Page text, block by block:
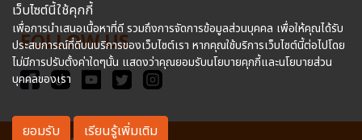
FOLLOW US
เว็บไซต์นี้ใช้คุกกี้
เพื่อการนำเสนอเนื้อหาที่ดี รวมถึงการจัดการข้อมูลส่วนบุคคล เพื่อให้คุณได้รับ
ประสบการณ์ที่ดีบนบริการของเว็บไซต์เรา หากคุณใช้บริการเว็บไซต์นี้ต่อไปโดย
ไม่มีการปรับตั้งค่าใดๆนั้น แสดงว่าคุณยอมรับนโยบายคุกกี้และนโยบายส่วน
บุคคลของเรา
ยอมรับ เรียนรู้เพิ่มเติม